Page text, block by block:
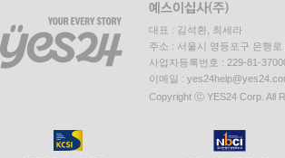
대표 : 김석환, 최세라
주소 : 서울시 영등포구 은행
사업자등록번호 : 229-81-
이메일 :
Copyright ⓒ YES24 Corp. All